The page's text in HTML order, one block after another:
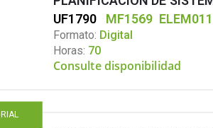
UF1790 MF1569
Formato: Digital
Horas: 70
Consulte disponibilidad